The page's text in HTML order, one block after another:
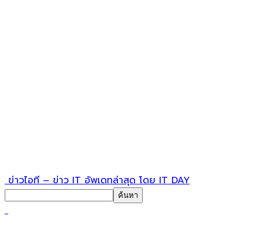
ข่าวไอที – ข่าว IT อัพเดทล่าสุด โดย IT DAY